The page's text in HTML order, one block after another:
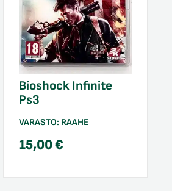
Bioshock Infinite
Ps3
VARASTO: RAAHE
15,00€